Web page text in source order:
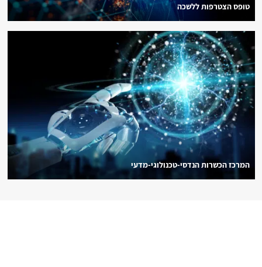
טופס הצטרפות ללשכה
המרכז הכשרות הנדסי-טכנולוגי-מדעי